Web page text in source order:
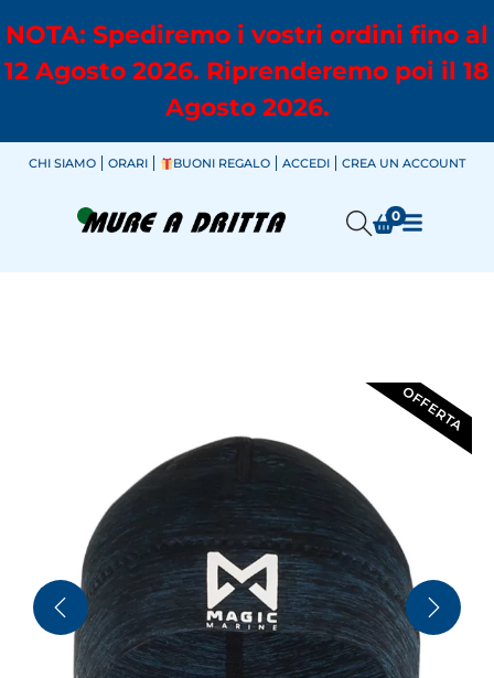
NOTA: Spediremo i vostri ordini fino al
12 Agosto 2026. Riprenderemo poi il 18
Agosto 2026.
CHI SIAMO ORARI BUONI REGALO ACCEDI CREA UN ACCOUNT
0
OFFERTA